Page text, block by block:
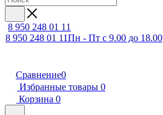
8 950 248 01 11
8 950 248 01 11Пн - Пт с 9.00 до 18.00
Сравнение0
Избранные товары 0
Корзина 0